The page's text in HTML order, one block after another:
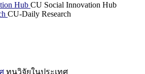
Hub CU Social Innovation Hub
CU-Daily Research
ทุนวิจัยในประเทศ